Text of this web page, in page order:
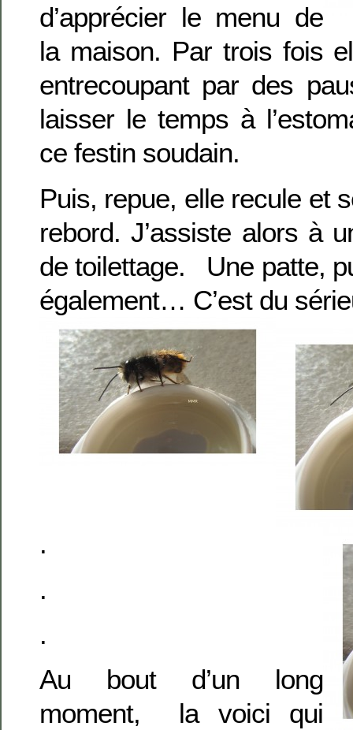
d’apprécier le menu de
la maison. Par trois fois
entrecoupant par des
laisser le temps à
ce festin soudain.
Puis, repue, elle recule et
rebord. J’assiste alors à
de toilettage. Une patte,
également… C’est du
.
.
.
Au bout d’un long
moment, la voici qui